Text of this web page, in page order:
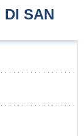
DI SAN